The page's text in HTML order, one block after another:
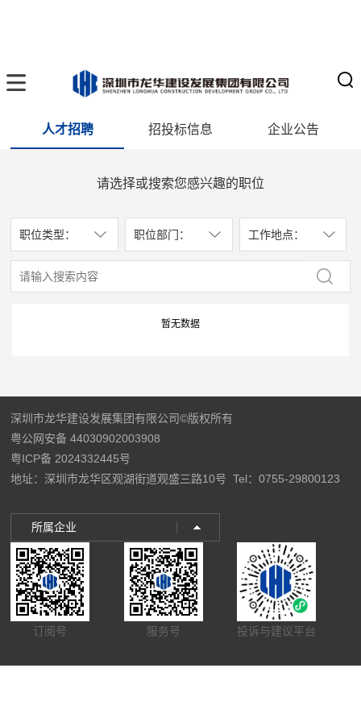
人才招聘 招投标信息 企业公告
请选择或搜索您感兴趣的职位
职位类型： 职位部门： 工作地点：
暂无数据
深圳市龙华建设发展集团有限公司©版权所有
粤公网安备 44030902003908
粤ICP备 2024332445号
地址：深圳市龙华区观湖街道观盛三路10号 Tel：0755-29800123
所属企业
订阅号 服务号 投诉与建议平台